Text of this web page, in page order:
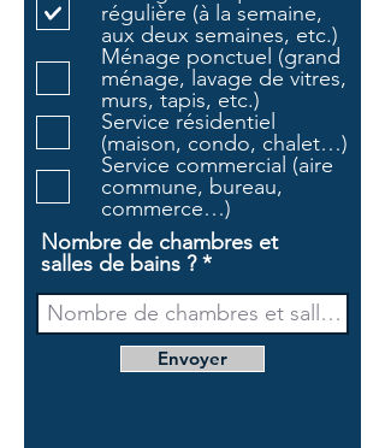
g
a
t
o
i
r
e
régulière (à la semaine,
aux deux semaines, etc.)
Ménage ponctuel (grand
ménage, lavage de vitres,
murs, tapis, etc.)
Service résidentiel
(maison, condo, chalet…)
Service commercial (aire
commune, bureau,
commerce…)
Nombre de chambres et
salles de bains ?
Envoyer